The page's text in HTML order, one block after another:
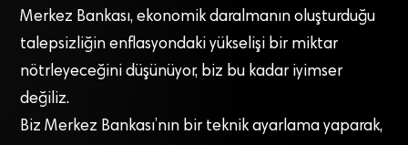
Merkez Bankası, ekonomik daralmanın oluşturduğu
talepsizliğin enflasyondaki yükselişi bir miktar
nötrleyeceğini düşünüyor, biz bu kadar iyimser
değiliz.
Biz Merkez Bankası’nın bir teknik ayarlama yaparak,